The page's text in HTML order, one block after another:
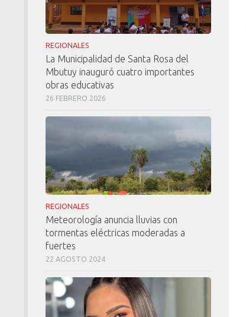
REGIONALES
La Municipalidad de Santa Rosa del
Mbutuy inauguró cuatro importantes
obras educativas
26 FEBRERO 2026
REGIONALES
Meteorología anuncia lluvias con
tormentas eléctricas moderadas a
fuertes
22 AGOSTO 2024